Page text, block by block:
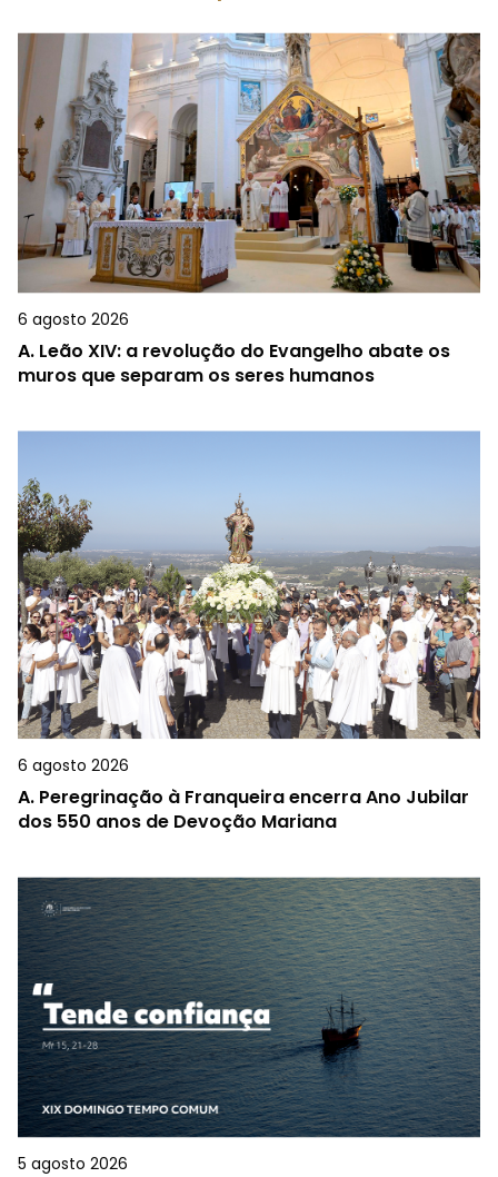
6 agosto 2026
A. Leão XIV: a revolução do Evangelho abate os
muros que separam os seres humanos
6 agosto 2026
A. Peregrinação à Franqueira encerra Ano Jubilar
dos 550 anos de Devoção Mariana
5 agosto 2026